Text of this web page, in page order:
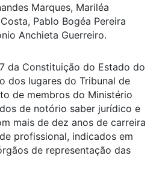
Marques, Mariléa
Pablo Bogéa Pereira
Anchieta Guerreiro.
da Constituição do Estado do
dos lugares do Tribunal de
de membros do Ministério
de notório saber jurídico e
mais de dez anos de carreira
profissional, indicados em
de representação das